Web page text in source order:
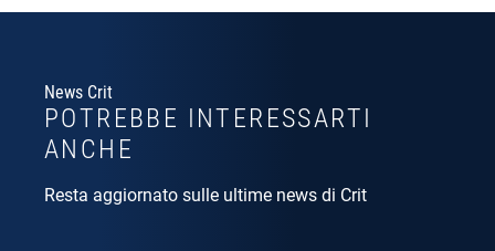
News Crit
POTREBBE INTERESSARTI
ANCHE
Resta aggiornato sulle ultime news di Crit